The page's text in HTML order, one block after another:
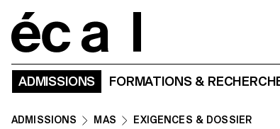
ADMISSIONS FORMATIONS &
ADMISSIONS MAS EXIGENCES & DOSSIER